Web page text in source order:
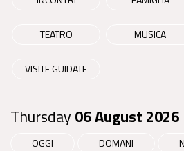
TEATRO MUSICA
VISITE GUIDATE
Thursday 06 August 2026
OGGI DOMANI